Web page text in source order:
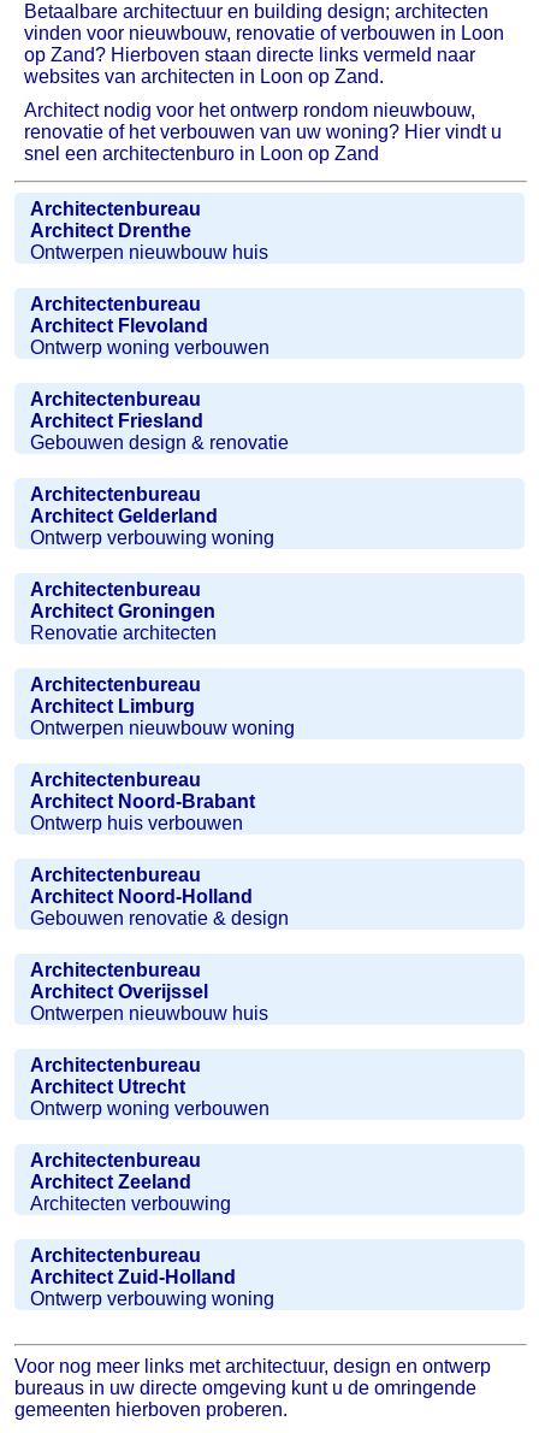
Betaalbare architectuur en building design; architecten
vinden voor nieuwbouw, renovatie of verbouwen in Loon
op Zand? Hierboven staan directe links vermeld naar
websites van architecten in Loon op Zand.
Architect nodig voor het ontwerp rondom nieuwbouw,
renovatie of het verbouwen van uw woning? Hier vindt u
snel een architectenburo in Loon op Zand
Architectenbureau
Architect Drenthe
Ontwerpen nieuwbouw huis
Architectenbureau
Architect Flevoland
Ontwerp woning verbouwen
Architectenbureau
Architect Friesland
Gebouwen design & renovatie
Architectenbureau
Architect Gelderland
Ontwerp verbouwing woning
Architectenbureau
Architect Groningen
Renovatie architecten
Architectenbureau
Architect Limburg
Ontwerpen nieuwbouw woning
Architectenbureau
Architect Noord-Brabant
Ontwerp huis verbouwen
Architectenbureau
Architect Noord-Holland
Gebouwen renovatie & design
Architectenbureau
Architect Overijssel
Ontwerpen nieuwbouw huis
Architectenbureau
Architect Utrecht
Ontwerp woning verbouwen
Architectenbureau
Architect Zeeland
Architecten verbouwing
Architectenbureau
Architect Zuid-Holland
Ontwerp verbouwing woning
Voor nog meer links met architectuur, design en ontwerp
bureaus in uw directe omgeving kunt u de omringende
gemeenten hierboven proberen.